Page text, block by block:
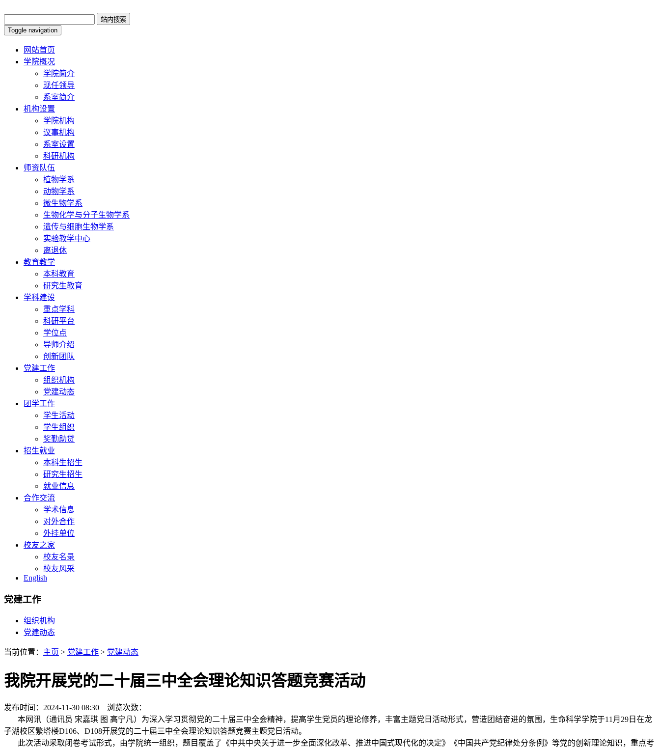
Toggle navigation
网站首页
学院概况
学院简介
现任领导
系室简介
机构设置
学院机构
议事机构
系室设置
科研机构
师资队伍
植物学系
动物学系
微生物学系
生物化学与分子生物学系
遗传与细胞生物学系
实验教学中心
离退休
教育教学
本科教育
研究生教育
学科建设
重点学科
科研平台
学位点
导师介绍
创新团队
党建工作
组织机构
党建动态
团学工作
学生活动
学生组织
奖勤助贷
招生就业
本科生招生
研究生招生
就业信息
合作交流
学术信息
对外合作
外挂单位
校友之家
校友名录
校友风采
English
党建工作
组织机构
党建动态
当前位置： 主页 > 党建工作 > 党建动态
我院开展党的二十届三中全会理论知识答题竞赛活动
发布时间：2024-11-30 08:30 浏览次数：
本网讯（通讯员 宋嘉琪 图 高宁凡）为深入学习贯彻党的二十届三中全会精神，提高学生党员的理论修养，丰富主题党日活动形式，营造团结奋进的氛围，生命科学学院于11月29日在龙
子湖校区繁塔楼D106、D108开展党的二十届三中全会理论知识答题竞赛主题党日活动。
此次活动采取闭卷考试形式，由学院统一组织，题目覆盖了《中共中央关于进一步全面深化改革、推进中国式现代化的决定》《中国共产党纪律处分条例》等党的创新理论知识，重点考